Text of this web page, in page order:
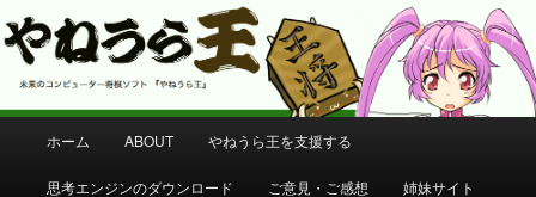
やねうら王 公式サイト
コンピューター将棋 やねうら王 公式サイト
メ
ホーム ABOUT やねうら王を支援する
思考エンジンのダウンロード ご意見・ご感想 姉妹サイト